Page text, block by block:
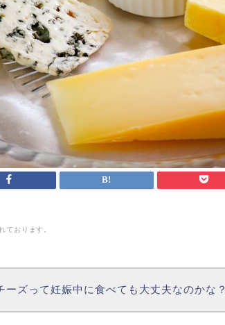
ております。
ーズって妊娠中に食べても大丈夫なのかな？